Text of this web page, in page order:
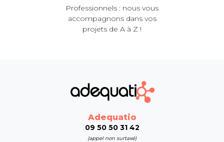
Professionnels : nous vous
accompagnons dans vos
projets de A à Z !
Adequatio
09 50 50 31 42
(appel non surtaxé)